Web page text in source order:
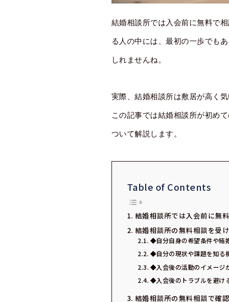
結婚相談所では入会前に無料で
る人の中には、最初の一歩でも
しれませんね。
実際、結婚相談所は敷居が高く
この記事では結婚相談所が初め
ついて解説します。
Table of Contents
結婚相談所では入会前に無
結婚相談所の無料相談を受
◆自分自身の希望条件や結
◆自分の現状や課題を知る
◆入会後の活動のイメージ
◆入会後のトラブルを避け
結婚相談所の無料相談で確